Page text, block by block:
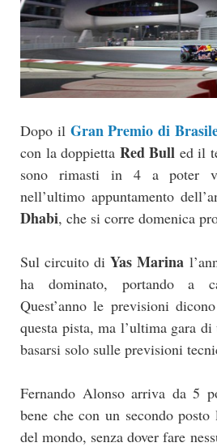
Dopo il Gran Premio di
con la doppietta Red Bull ed il
sono rimasti in 4 a poter
nell’ultimo appuntamento
Dhabi, che si corre domenica
Sul circuito diYas Marina
ha dominato, portando a
Quest’anno le previsioni
questa pista, ma l’ultima gara
basarsi solo sulle previsioni
Fernando Alonso arriva da 5
bene che con un secondo
del mondo, senza dover fare